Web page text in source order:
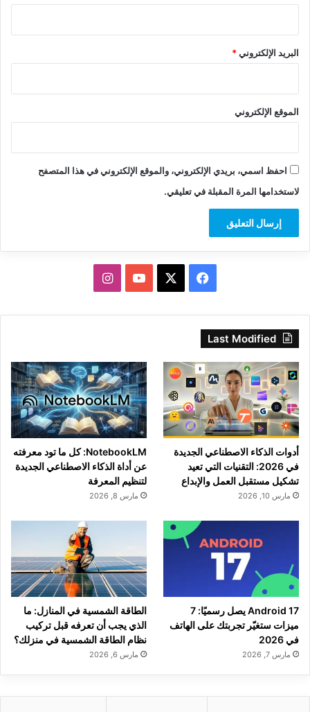
البريد الإلكتروني*
الموقع الإلكتروني
احفظ اسمي، بريدي الإلكتروني، والموقع الإلكتروني في هذا المتصفح
لاستخدامها المرة المقبلة في تعليقي.
فيسبوك ‫YouTubeانستقرام
Last Modified
أدوات الذكاء الاصطناعي الجديدة
في 2026: التقنيات التي تعيد
تشكيل مستقبل العمل والإبداع
مارس 10, 2026
NotebookLM: كل ما تود معرفته
عن أداة الذكاء الاصطناعي الجديدة
لتنظيم المعرفة
مارس 8, 2026
Android 17 يصل رسميًا: 7
ميزات ستغيّر تجربتك على الهاتف
في 2026
مارس 7, 2026
الطاقة الشمسية في المنازل: ما
الذي يجب أن تعرفه قبل تركيب
نظام الطاقة الشمسية في منزلك؟
مارس 6, 2026